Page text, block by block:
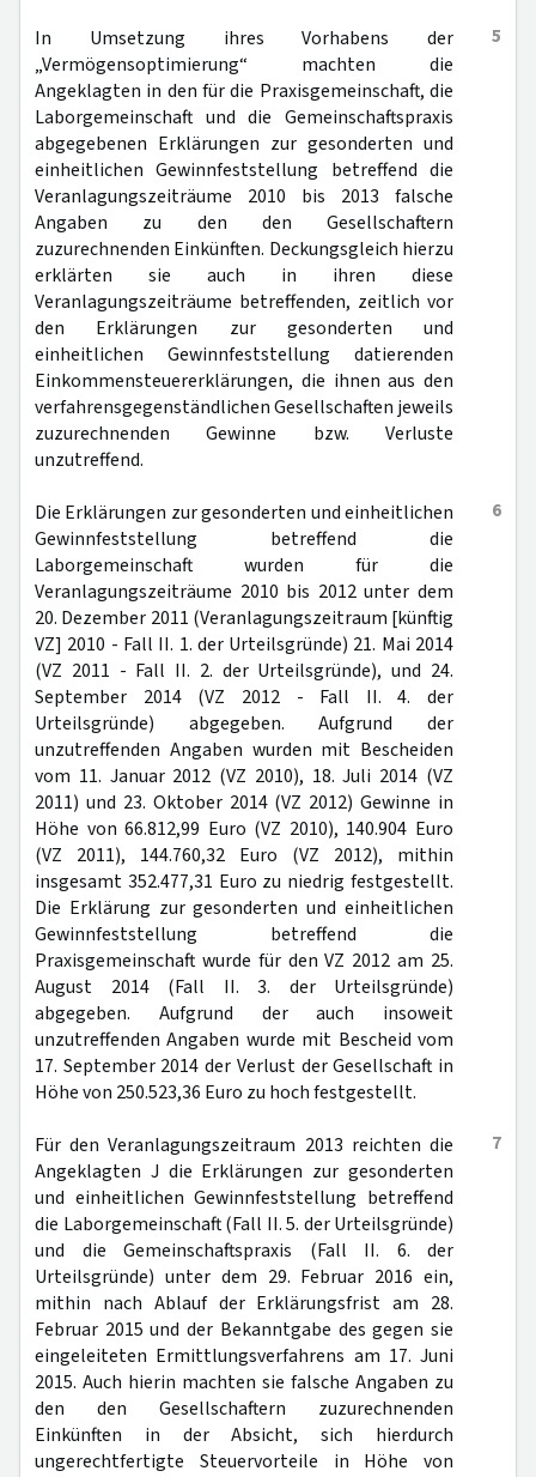
5
In Umsetzung ihres Vorhabens der
„Vermögensoptimierung“ machten die
Angeklagten in den für die Praxisgemeinschaft, die
Laborgemeinschaft und die Gemeinschaftspraxis
abgegebenen Erklärungen zur gesonderten und
einheitlichen Gewinnfeststellung betreffend die
Veranlagungszeiträume 2010 bis 2013 falsche
Angaben zu den den Gesellschaftern
zuzurechnenden Einkünften. Deckungsgleich hierzu
erklärten sie auch in ihren diese
Veranlagungszeiträume betreffenden, zeitlich vor
den Erklärungen zur gesonderten und
einheitlichen Gewinnfeststellung datierenden
Einkommensteuererklärungen, die ihnen aus den
verfahrensgegenständlichen Gesellschaften jeweils
zuzurechnenden Gewinne bzw. Verluste
unzutreffend.
6
Die Erklärungen zur gesonderten und einheitlichen
Gewinnfeststellung betreffend die
Laborgemeinschaft wurden für die
Veranlagungszeiträume 2010 bis 2012 unter dem
20. Dezember 2011 (Veranlagungszeitraum [künftig
VZ] 2010 - Fall II. 1. der Urteilsgründe) 21. Mai 2014
(VZ 2011 - Fall II. 2. der Urteilsgründe), und 24.
September 2014 (VZ 2012 - Fall II. 4. der
Urteilsgründe) abgegeben. Aufgrund der
unzutreffenden Angaben wurden mit Bescheiden
vom 11. Januar 2012 (VZ 2010), 18. Juli 2014 (VZ
2011) und 23. Oktober 2014 (VZ 2012) Gewinne in
Höhe von 66.812,99 Euro (VZ 2010), 140.904 Euro
(VZ 2011), 144.760,32 Euro (VZ 2012), mithin
insgesamt 352.477,31 Euro zu niedrig festgestellt.
Die Erklärung zur gesonderten und einheitlichen
Gewinnfeststellung betreffend die
Praxisgemeinschaft wurde für den VZ 2012 am 25.
August 2014 (Fall II. 3. der Urteilsgründe)
abgegeben. Aufgrund der auch insoweit
unzutreffenden Angaben wurde mit Bescheid vom
17. September 2014 der Verlust der Gesellschaft in
Höhe von 250.523,36 Euro zu hoch festgestellt.
7
Für den Veranlagungszeitraum 2013 reichten die
Angeklagten J die Erklärungen zur gesonderten
und einheitlichen Gewinnfeststellung betreffend
die Laborgemeinschaft (Fall II. 5. der Urteilsgründe)
und die Gemeinschaftspraxis (Fall II. 6. der
Urteilsgründe) unter dem 29. Februar 2016 ein,
mithin nach Ablauf der Erklärungsfrist am 28.
Februar 2015 und der Bekanntgabe des gegen sie
eingeleiteten Ermittlungsverfahrens am 17. Juni
2015. Auch hierin machten sie falsche Angaben zu
den den Gesellschaftern zuzurechnenden
Einkünften in der Absicht, sich hierdurch
ungerechtfertigte Steuervorteile in Höhe von